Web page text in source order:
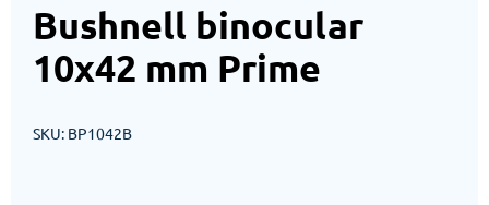
Bushnell binocular
10x42 mm Prime
SKU: BP1042B